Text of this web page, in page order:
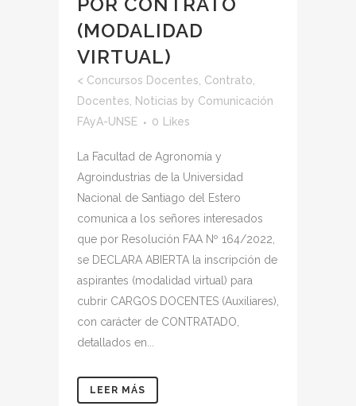
(MODALIDAD
VIRTUAL)
< Concursos Docentes Contrato
Docentes
Noticias by Comunicación
FAyA-UNSE
0 Likes
La Facultad de Agronomía y
Agroindustrias de la Universidad
Nacional de Santiago del Estero
comunica a los señores interesados
que por Resolución FAA Nº 164/2022,
se DECLARA ABIERTA la inscripción de
aspirantes (modalidad virtual) para
cubrir CARGOS DOCENTES (Auxiliares),
con carácter de CONTRATADO,
detallados en...
LEER MÁS